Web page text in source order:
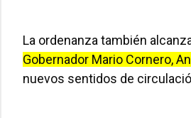
La ordenanza también
Gobernador Mario Cornero,
nuevos sentidos de